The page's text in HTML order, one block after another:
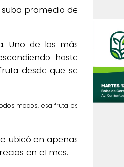
promedio de
Uno de los más
hasta
desde que se
modos, esa fruta es
ubicó en apenas
en el mes.